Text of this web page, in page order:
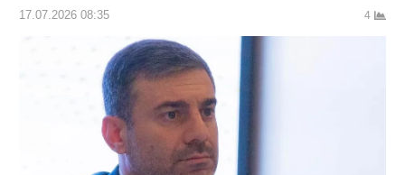
17.07.2026 08:35 4